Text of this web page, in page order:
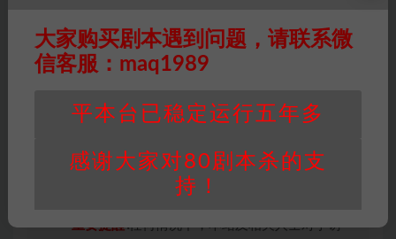
版权归属：本站提供的任何剧本杀资源内容的版
权均属于机关版权或权利人。如有侵权，请发邮
件通知并提供相关证实资料至邮箱
会在三天内下架相关剧本攻略。
身价值，本站积分为本站收取的赞助费，用于本
站整理资料的时间成本及网站运营所需支出费
重要提醒∶任何情况下，本站及相关人士对于访
大家购买剧本遇到问题，请联系微
信客服：maq1989
平本台已稳定运行五年多
感谢大家对80剧本杀的支
持！